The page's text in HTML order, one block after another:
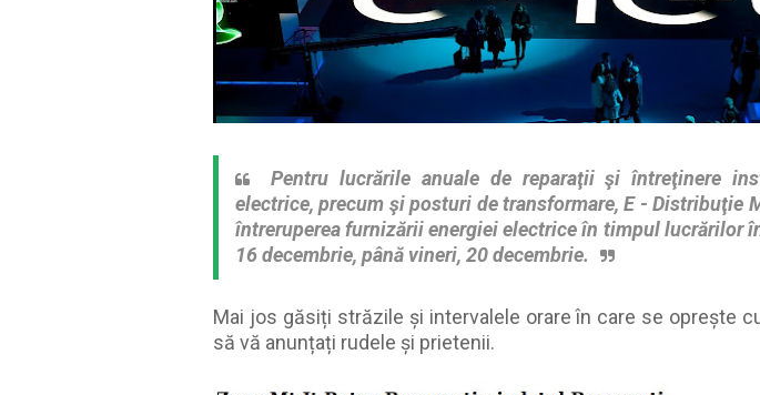
Pentru lucrările anuale de reparaţii şi întreţinere
electrice, precum şi posturi de transformare, E - Distribuţie
întreruperea furnizării energiei electrice în timpul lucrărilor
16 decembrie, până vineri, 20 decembrie.
Mai jos găsiți străzile și intervalele orare în care se oprește
să vă anunțați rudele și prietenii.